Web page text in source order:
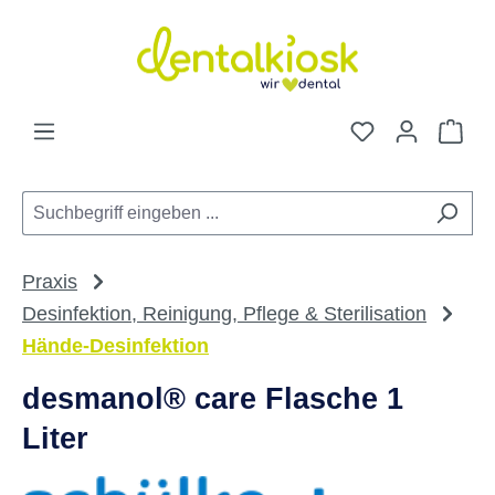
Zum Hauptinhalt springen
Du hast 0
Praxis
Desinfektion, Reinigung, Pflege & Sterilisation
Hände-Desinfektion
desmanol® care Flasche 1
Liter